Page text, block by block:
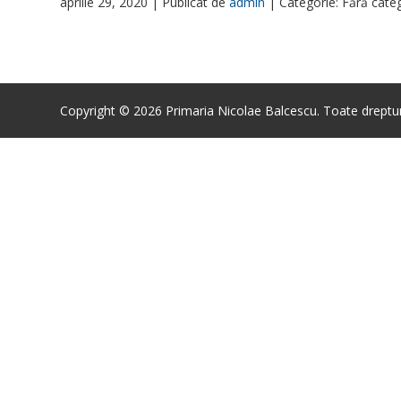
Copyright © 2026 Primaria Nicolae Balcescu. Toate